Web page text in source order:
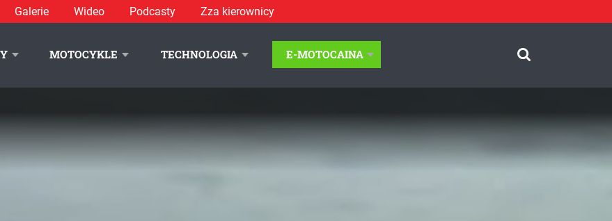
Galerie Wideo Podcasty Zza kierownicy
MOTOCYKLE TECHNOLOGIA E-MOTOCAINA